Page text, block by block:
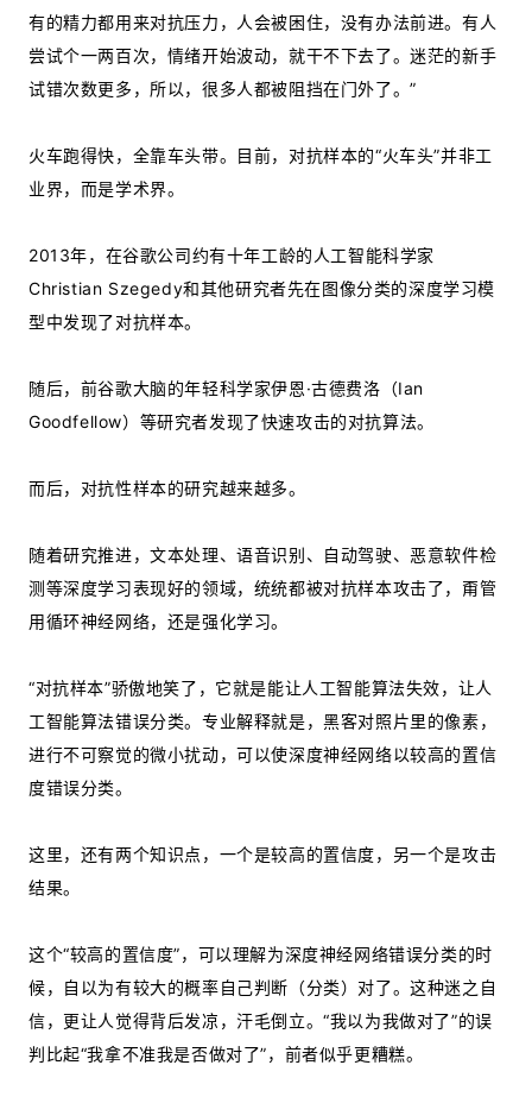
有的精力都用来对抗压力，人会被困住，没有办法前进。有人
尝试个一两百次，情绪开始波动，就干不下去了。迷茫的新手
试错次数更多，所以，很多人都被阻挡在门外了。”
火车跑得快，全靠车头带。目前，对抗样本的“火车头”并非工
业界，而是学术界。
2013年，在谷歌公司约有十年工龄的人工智能科学家
Christian Szegedy和其他研究者先在图像分类的深度学习模
型中发现了对抗样本。
随后，前谷歌大脑的年轻科学家伊恩·古德费洛（Ian
Goodfellow）等研究者发现了快速攻击的对抗算法。
而后，对抗性样本的研究越来越多。
随着研究推进，文本处理、语音识别、自动驾驶、恶意软件检
测等深度学习表现好的领域，统统都被对抗样本攻击了，甭管
用循环神经网络，还是强化学习。
“对抗样本”骄傲地笑了，它就是能让人工智能算法失效，让人
工智能算法错误分类。专业解释就是，黑客对照片里的像素，
进行不可察觉的微小扰动，可以使深度神经网络以较高的置信
度错误分类。
这里，还有两个知识点，一个是较高的置信度，另一个是攻击
结果。
这个“较高的置信度”，可以理解为深度神经网络错误分类的时
候，自以为有较大的概率自己判断（分类）对了。这种迷之自
信，更让人觉得背后发凉，汗毛倒立。“我以为我做对了”的误
判比起“我拿不准我是否做对了”，前者似乎更糟糕。